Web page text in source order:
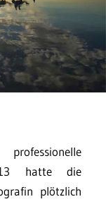
hatte die
plötzlich